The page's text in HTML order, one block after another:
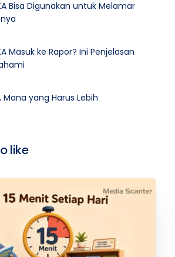
Bisa Digunakan untuk Melamar
Masuk ke Rapor? Ini Penjelasan
Mana yang Harus Lebih
like